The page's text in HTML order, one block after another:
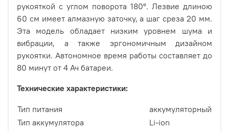
рукояткой с углом поворота 180°. Лезвие длиною
60 см имеет алмазную заточку, а шаг среза 20 мм.
Эта модель обладает низким уровнем шума и
вибрации, а также эргономичным дизайном
рукоятки. Автономное время работы составляет до
80 минут от 4 Ач батареи.
Технические характеристики:
Тип питания
аккумуляторный
Тип аккумулятора
Li-ion